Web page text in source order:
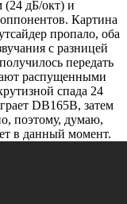
(24 дБ/окт) и
Картина
пропало, оба
с разницей
передать
распущенными
спада 24
DB165B, затем
поэтому, думаю,
в данный момент.